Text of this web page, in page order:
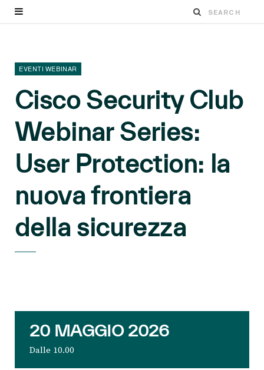
EVENTI WEBINAR
Cisco Security Club
Webinar Series:
User Protection: la
nuova frontiera
della sicurezza
20 MAGGIO 2026
Dalle 10.00